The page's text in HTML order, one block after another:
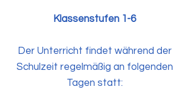
Klassenstufen 1-6
Der Unterricht findet während der
Schulzeit regelmäßig an folgenden
Tagen statt: